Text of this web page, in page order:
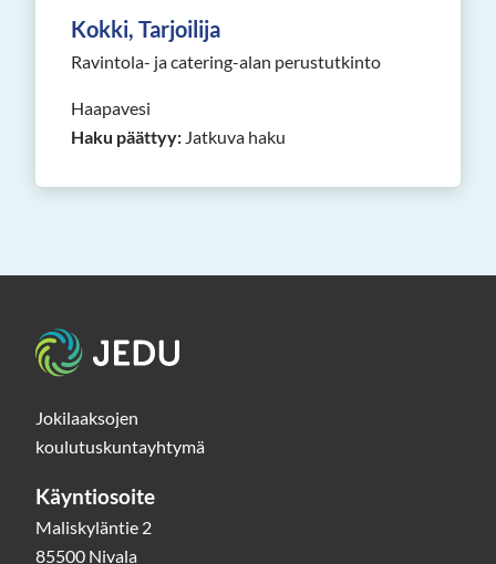
Kokki, Tarjoilija
Ravintola- ja catering-alan perustutkinto
Haapavesi
Haku päättyy: Jatkuva haku
Etusivu
Jokilaaksojen
koulutuskuntayhtymä
Käyntiosoite
Maliskyläntie 2
85500 Nivala